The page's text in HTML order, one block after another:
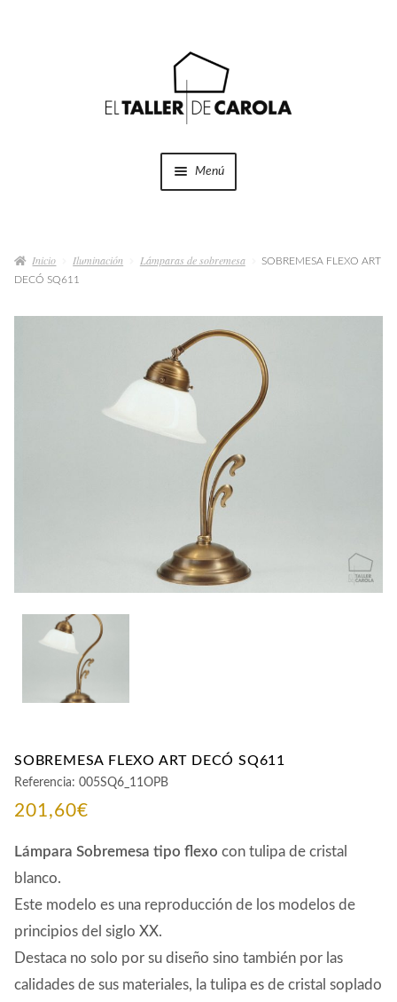
Menú
menú
PROYECTOS
QUÉ HACEMOS
Inicio Iluminación Lámparas de sobremesa
SOBREMESA FLEXO ART
DECÓ SQ611
SOBREMESA FLEXO ART DECÓ SQ611
Referencia: 005SQ6_11OPB
201,60€
Lámpara Sobremesa tipo flexo con tulipa de cristal
blanco.
Este modelo es una reproducción de los modelos de
principios del siglo XX.
Destaca no solo por su diseño sino también por las
calidades de sus materiales, la tulipa es de cristal soplado